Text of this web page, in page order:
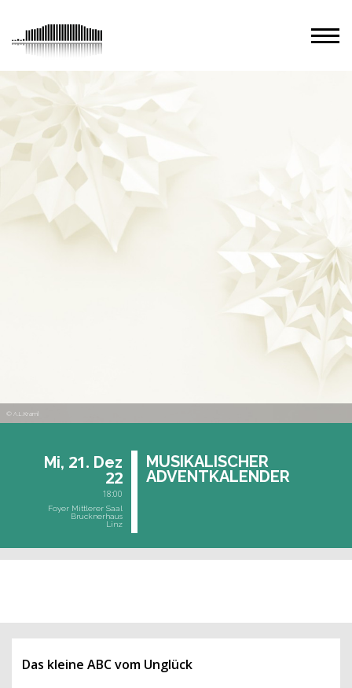
© A.L.Kraml
Mi, 21. Dez
22
18:00
Foyer Mittlerer Saal
Brucknerhaus
Linz
MU­SI­KA­LI­SCHER
AD­VENT­KA­LEN­DER
Das kleine ABC vom Unglück